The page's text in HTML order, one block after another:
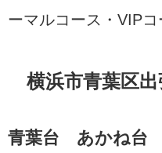
ーマルコース・VIPコ
横浜市青葉区
青葉台 あかね台